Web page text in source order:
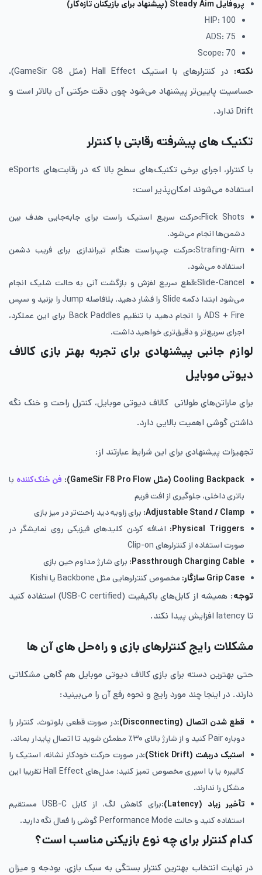
پروفایل
(پیشنهاد برای بازیکنان تازه‌کار)
HIP: 100
ADS: 75
Scope: 70
نکته:
در کنترلرهای با استیک Hall Effect (مثل GameSir G8)،
حساسیت پایین‌تر پیشنهاد می‌شود چون دقت حرکتی آن بالاتر است و
Drift ندارد.
تکنیک های پیشرفته رقابتی با کنترلر
با کنترلر، اجرای برخی تکنیک‌های سطح بالا که در رقابت‌های eSports
استفاده می‌شوند امکان‌پذیر است:
Flick Shots:حرکت سریع استیک راست برای جابه‌جایی هدف بین
دشمن‌ها انجام می‌شود.
Strafing-Aim:حرکت چپ‌راست هنگام تیراندازی برای فریب دشمن
استفاده می‌شود.
Slide-Cancel:قطع سریع لغزش و بازگشت آنی به حالت شلیک انجام
می‌شود ابتدا دکمه Slide را فشار دهید، بلافاصله Jump را بزنید و سپس
ADS + Fire را انجام دهید با تنظیم Back Paddles برای این عملکرد،
اجرای سریع‌تر و دقیق‌تری خواهید داشت.
لوازم جانبی پیشنهادی برای تجربه بهتر بازی کالاف
دیوتی موبایل
برای ماراتن‌های طولانی کالاف دیوتی موبایل، کنترل راحت و خنک نگه
داشتن گوشی اهمیت بالایی دارد.
تجهیزات پیشنهادی برای این شرایط عبارتند از:
Cooling Backpack (مثل GameSir F8 Pro Flow
): فن خنک‌کننده با
باتری داخلی، جلوگیری از افت فریم
Adjustable Stand / Clamp
: برای زاویه دید راحت‌تر در میز بازی
Physical Triggers
: اضافه کردن کلیدهای فیزیکی روی نمایشگر در
صورت استفاده از کنترلرهای Clip-on
Passthrough Charging Cable
: برای شارژ مداوم حین بازی
Grip Case سازگار: مخصوص کنترلرهایی مثل Backbone یا Kishi
توجه
: همیشه از کابل‌های باکیفیت (USB-C certified) استفاده کنید
تا latency افزایش پیدا نکند.
مشکلات رایج کنترلرهای بازی و راه‌حل های آن ها
حتی بهترین دسته برای بازی کالاف دیوتی موبایل هم گاهی مشکلاتی
دارند. در اینجا چند مورد رایج و نحوه رفع آن را می‌بینید:
قطع شدن اتصال (Disconnecting)
:در صورت قطعی بلوتوث، کنترلر را
دوباره Pair کنید و از شارژ بالای ۳۰٪ مطمئن شوید تا اتصال پایدار بماند.
استیک دریفت (Stick Drift)
:در صورت حرکت خودکار نشانه، استیک را
کالیبره یا با اسپری مخصوص تمیز کنید؛ مدل‌های Hall Effect تقریبا این
مشکل را ندارند.
تأخیر زیاد (Latency)
:برای کاهش لگ، از کابل USB-C مستقیم
استفاده کنید و حالت Performance Mode گوشی را فعال نگه دارید.
کدام کنترلر برای چه نوع بازیکنی مناسب است؟
در نهایت انتخاب بهترین کنترلر بستگی به سبک بازی، بودجه و میزان